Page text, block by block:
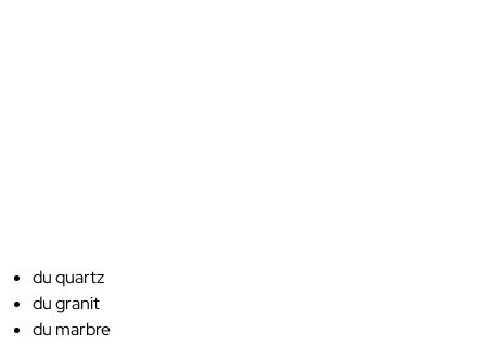
du quartz
du granit
du marbre